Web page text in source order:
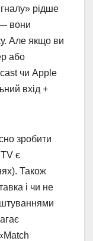
рідше
— вони
Але якщо ви
або
чи Apple
вхід +
зробити
є
Також
і чи не